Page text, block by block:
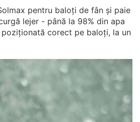
pentru baloți de fân și paie
lejer - până la 98% din apa
corect pe baloți, la un